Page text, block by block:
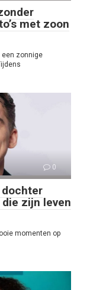
met zoon
zonnige
0
dochter
zijn leven
momenten op